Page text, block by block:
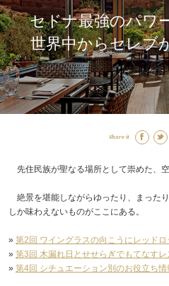
セドナ最強のパワ
世界中からセレブ
Share it
先住民族が聖なる場所として崇めた、
絶景を堪能しながらゆったり、まった
しか味わえないものがここにある。
» 第2回 ワイングラスの向こうにレッド
» 第3回 木漏れ日とせせらぎでもてなすレ
» 第4回 シチュエーション別のお役立ち情